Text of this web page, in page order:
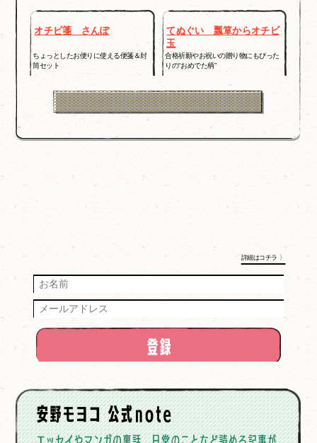
オチビ箋 さんぽ
ちょっとしたお便りに使える便箋＆封
筒セット
てぬぐい 瓢箪からオチビ
玉
合格祈願やお祝いの贈り物にもぴった
りの“おめでた柄”
詳細はコチラ 〉